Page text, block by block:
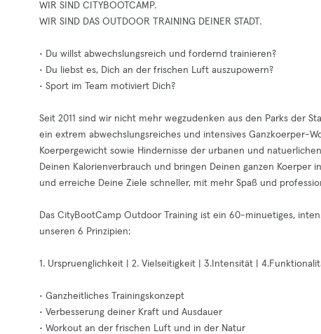
WIR SIND CITYBOOTCAMP.
WIR SIND DAS OUTDOOR TRAINING DEINER STADT.
• Du willst abwechslungsreich und fordernd trainieren?
• Du liebst es, Dich an der frischen Luft auszupowern?
• Sport im Team motiviert Dich?
Seit 2011 sind wir nicht mehr wegzudenken aus den Parks der
ein extrem abwechslungsreiches und intensives Ganzkoerper-
Koerpergewicht sowie Hindernisse der urbanen und
Deinen Kalorienverbrauch und bringen Deinen ganzen
und erreiche Deine Ziele schneller, mit mehr Spaß und
Das CityBootCamp Outdoor Training ist ein 60-minuetiges,
unseren 6 Prinzipien:
1. Urspruenglichkeit | 2. Vielseitigkeit | 3.Intensität |
• Ganzheitliches Trainingskonzept
• Verbesserung deiner Kraft und Ausdauer
• Workout an der frischen Luft und in der Natur